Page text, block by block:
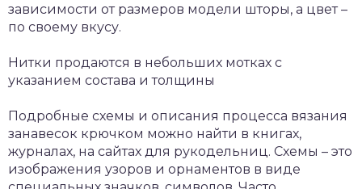
зависимости от размеров модели шторы, а цвет –
по своему вкусу.
Нитки продаются в небольших мотках с
указанием состава и толщины
Подробные схемы и описания процесса вязания
занавесок крючком можно найти в книгах,
журналах, на сайтах для рукодельниц. Схемы – это
изображения узоров и орнаментов в виде